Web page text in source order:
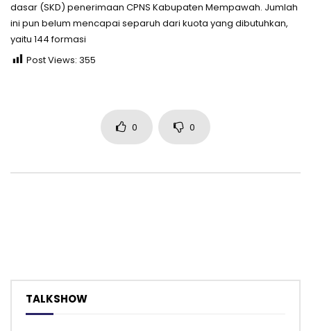
dasar (SKD) penerimaan CPNS Kabupaten Mempawah. Jumlah
ini pun belum mencapai separuh dari kuota yang dibutuhkan,
yaitu 144 formasi
Post Views: 355
0 0
TALKSHOW